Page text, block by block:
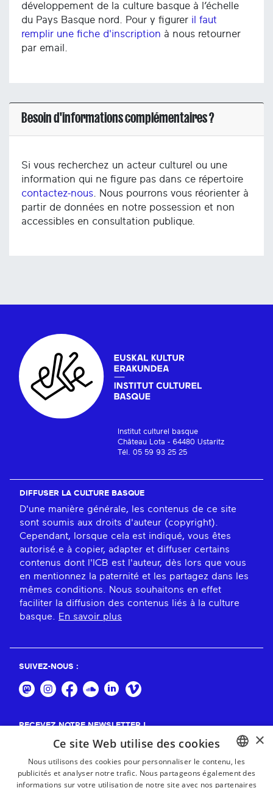
développement de la culture basque à l’échelle
du Pays Basque nord. Pour y figurer il faut
remplir une fiche d'inscription à nous retourner
par email.
Besoin d'informations complémentaires ?
Si vous recherchez un acteur culturel ou une
information qui ne figure pas dans ce répertoire
contactez-nous . Nous pourrons vous réorienter à
partir de données en notre possession et non
accessibles en consultation publique.
Institut culturel basque
Château Lota - 64480 Ustaritz
Tél. 05 59 93 25 25
DIFFUSER LA CULTURE BASQUE
D'une manière générale, les contenus de ce site
sont soumis aux droits d'auteur (copyright).
Cependant, lorsque cela est indiqué, vous êtes
autorisé.e à copier, adapter et diffuser certains
contenus dont l'ICB est l'auteur, dès lors que vous
en mentionnez la paternité et les partagez dans les
mêmes conditions. Nous souhaitons en effet
faciliter la diffusion des contenus liés à la culture
basque. En savoir plus
SUIVEZ-NOUS :
RECEVEZ NOTRE NEWSLETTER !
BASQUE
×
Ce site Web utilise des cookies
Nous utilisons des cookies pour personnaliser le contenu, les
publicités et analyser notre trafic. Nous partageons également des
informations sur votre utilisation de notre site avec nos partenaires